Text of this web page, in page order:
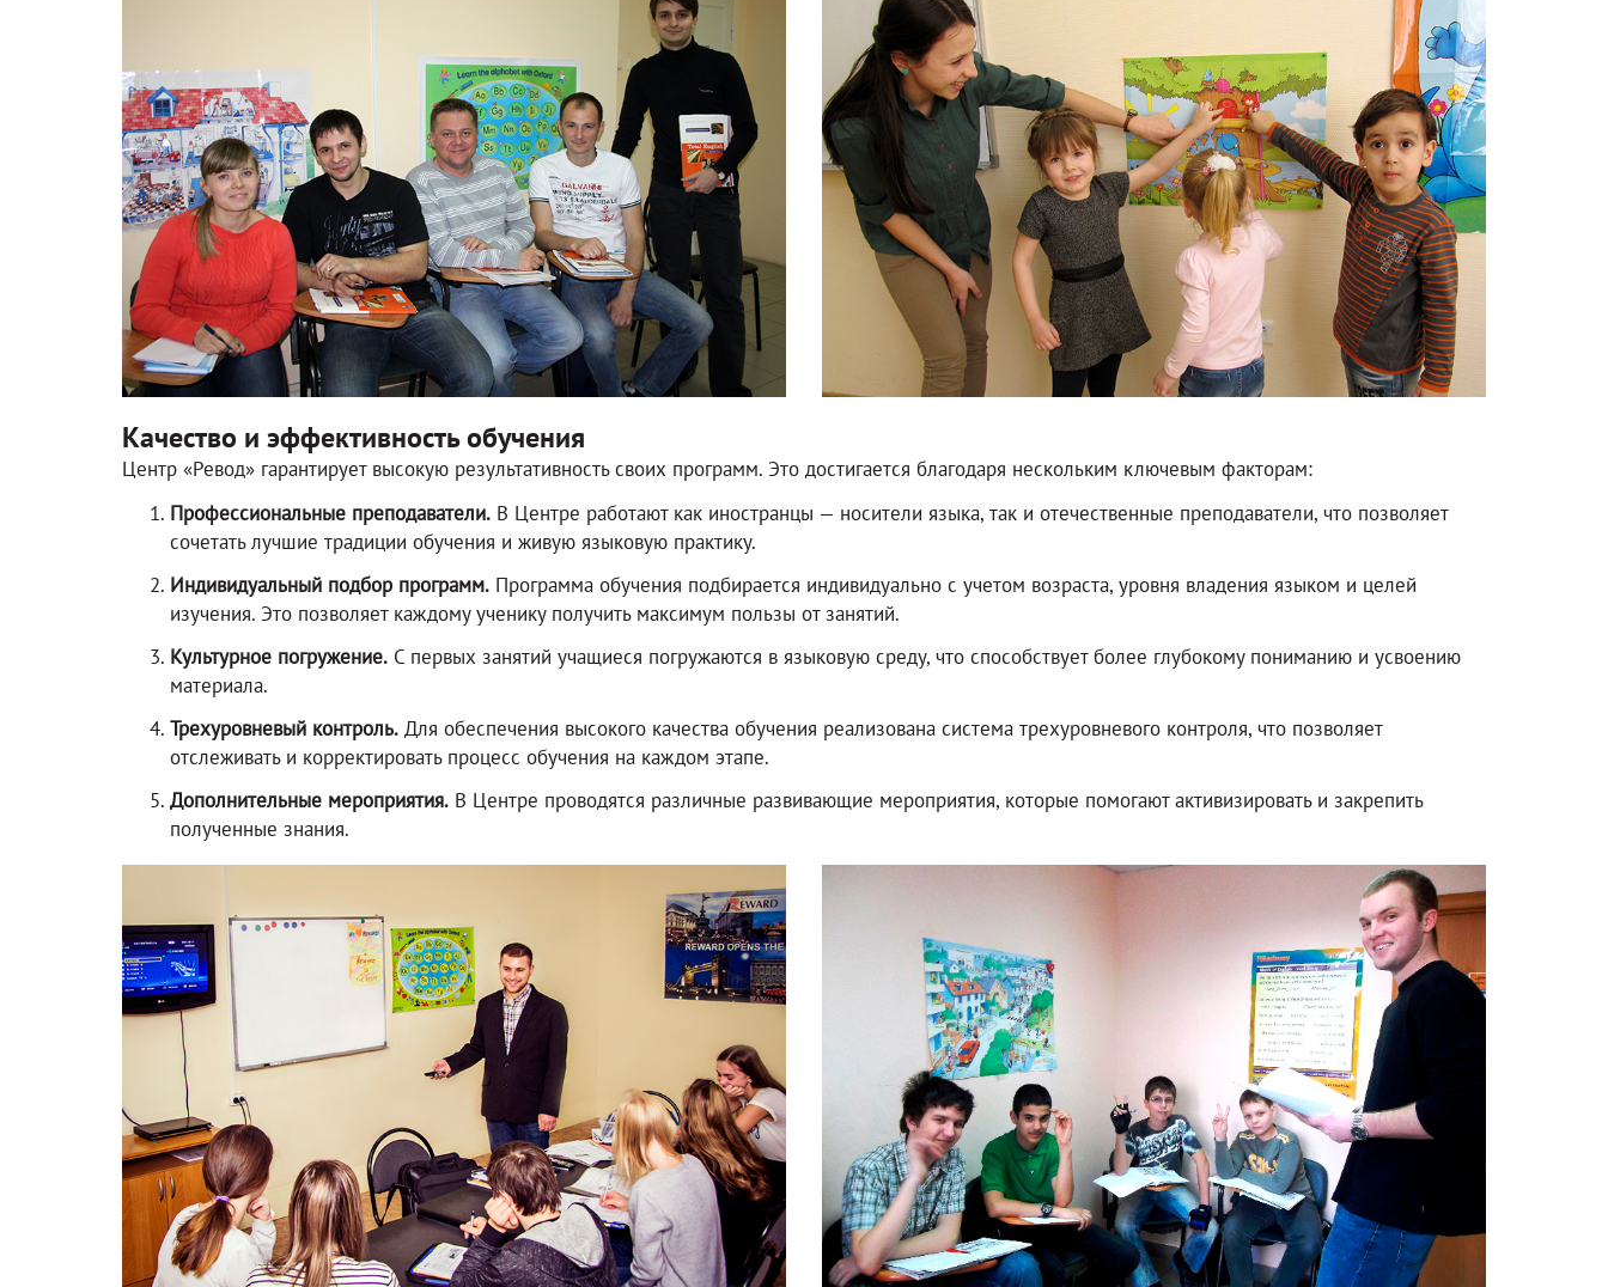
Качество и эффективность обучения
Центр «Ревод» гарантирует высокую результативность своих программ. Это достигается благодаря нескольким ключевым факторам:
Профессиональные преподаватели. В Центре работают как иностранцы — носители языка, так и отечественные преподаватели, что позволяет
сочетать лучшие традиции обучения и живую языковую практику.
Индивидуальный подбор программ. Программа обучения подбирается индивидуально с учетом возраста, уровня владения языком и целей
изучения. Это позволяет каждому ученику получить максимум пользы от занятий.
Культурное погружение. С первых занятий учащиеся погружаются в языковую среду, что способствует более глубокому пониманию и усвоению
материала.
Трехуровневый контроль. Для обеспечения высокого качества обучения реализована система трехуровневого контроля, что позволяет
отслеживать и корректировать процесс обучения на каждом этапе.
Дополнительные мероприятия. В Центре проводятся различные развивающие мероприятия, которые помогают активизировать и закрепить
полученные знания.